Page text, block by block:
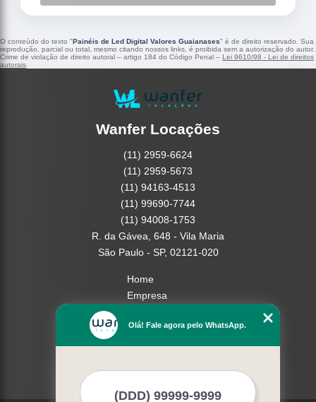
O conteúdo do texto "Painéis de Led Digital Valores Guaianases" é de direito reservado. Sua
reprodução, parcial ou total, mesmo citando nossos links, é proibida sem a autorização do autor.
Crime de violação de direito autoral – artigo 184 do Código Penal – Lei 9610/98 - Lei de direitos
autorais
Wanfer Locações
(11) 2959-6624
(11) 2959-5673
(11) 94163-4513
(11) 99690-7744
(11) 94008-1753
R. da Gávea, 648 - Vila Maria
São Paulo - SP, 02121-020
Home
Empresa
Serviços
Contato
Olá! Fale agora pelo WhatsApp.